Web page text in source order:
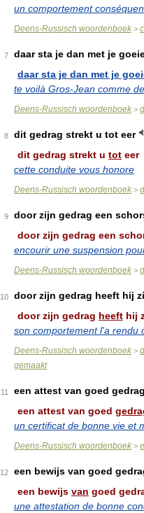
un comportement
Deens-Russisch woordenboek >
7
daar sta je dan met je
daar sta je dan met je
te voilà Gros-Jean comme
Deens-Russisch woordenboek >
8
dit gedrag strekt u tot eer
dit gedrag strekt u tot eer
cette conduite vous honore
Deens-Russisch woordenboek >
9
door zijn gedrag een
door zijn gedrag een
encourir une suspension
Deens-Russisch woordenboek >
10
door zijn gedrag heeft hij
door zijn gedrag heeft hij
son comportement l'a rendu
Deens-Russisch woordenboek >
gemaakt
11
een attest van goed gedrag
een attest van goed
un certificat de bonne vie et
Deens-Russisch woordenboek >
12
een bewijs van goed
een bewijs van goed
une attestation de bonne